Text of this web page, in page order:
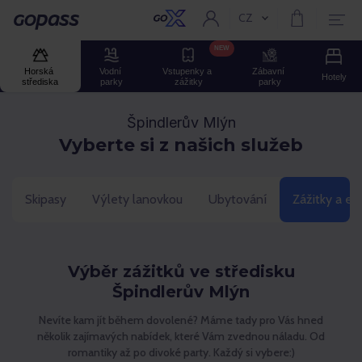
GOPASS Aktuální jazyk:
CZ
Horská
střediska
Vodní
parky
Vstupenky a
zážitky
NEW
Zábavní
parky
Hotely
Špindlerův Mlýn
Vyberte si z našich služeb
Skipasy Výlety lanovkou Ubytování Zážitky a
Výběr zážitků ve středisku
Špindlerův Mlýn
Nevíte kam jít během dovolené? Máme tady pro Vás hned
několik zajímavých nabídek, které Vám zvednou náladu. Od
romantiky až po divoké party. Každý si vybere:)